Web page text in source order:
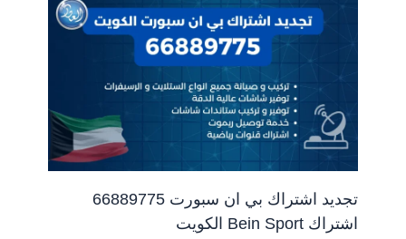
تجديد اشتراك بي ان سبورت 66889775
اشتراك Bein Sport الكويت